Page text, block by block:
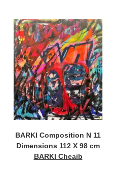
BARKI Composition N 11
Dimensions 112 X 98 cm
BARKI Cheaib